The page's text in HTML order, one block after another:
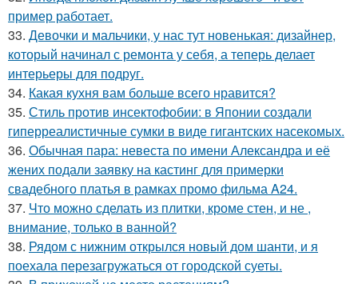
пример работает.
33. Девочки и мальчики, у нас тут новенькая: дизайнер,
который начинал с ремонта у себя, а теперь делает
интерьеры для подруг.
34. Какая кухня вам больше всего нравится?
35. Стиль против инсектофобии: в Японии создали
гиперреалистичные сумки в виде гигантских насекомых.
36. Обычная пара: невеста по имени Александра и её
жених подали заявку на кастинг для примерки
свадебного платья в рамках промо фильма A24.
37. Что можно сделать из плитки, кроме стен, и не ,
внимание, только в ванной?
38. Рядом с нижним открылся новый дом шанти, и я
поехала перезагружаться от городской суеты.